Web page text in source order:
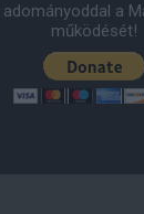
a
működését!